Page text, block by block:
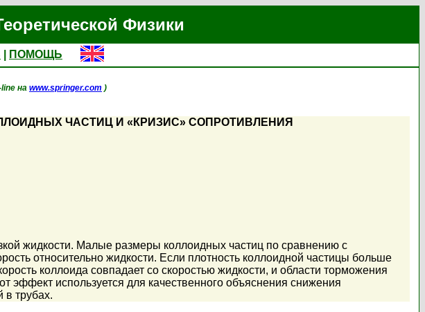
Физики
ПОМОЩЬ
на www.springer.com )
ЧАСТИЦ И «КРИЗИС» СОПРОТИВЛЕНИЯ
жидкости. Малые размеры коллоидных частиц по сравнению с
относительно жидкости. Если плотность коллоидной частицы больше
коллоида совпадает со скоростью жидкости, и области торможения
эффект используется для качественного объяснения снижения
в трубах.